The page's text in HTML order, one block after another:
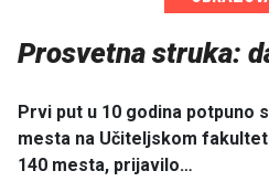
Prosvetna struka:
Prvi put u 10 godina potpuno
mesta na Učiteljskom
140 mesta, prijavilo…